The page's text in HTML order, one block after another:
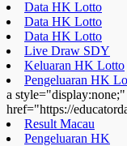
Data HK Lotto
Data HK Lotto
Data HK Lotto
Live Draw SDY
Keluaran HK Lotto
Pengeluaran HK
a style="display:none;"
href="https://
Result Macau
Pengeluaran HK